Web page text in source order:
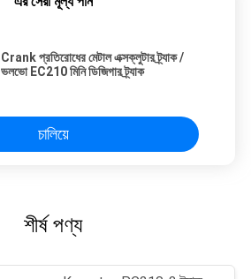
Crank প্রতিরোধের মেটাল এক্সক্লুটার ট্র্যাক /
ভলভো EC210 মিনি ডিজিগার ট্র্যাক
চালিয়ে
শীর্ষ পণ্য